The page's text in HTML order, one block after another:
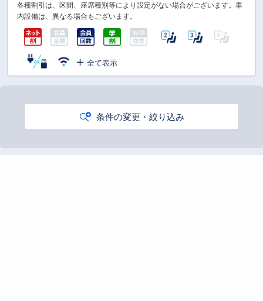
各種割引は、区間、座席種別等により設定がない場合がございます。車
内設備は、異なる場合もございます。
全て表示
条件の変更・絞り込み